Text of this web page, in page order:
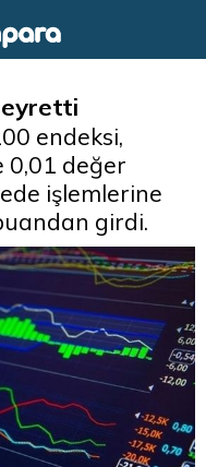
endeksi,
0,01 değer
işlemlerine
girdi.